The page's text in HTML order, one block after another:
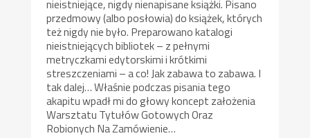
nieistniejące, nigdy nienapisane książki. Pisano
przedmowy (albo posłowia) do książek, których
też nigdy nie było. Preparowano katalogi
nieistniejących bibliotek – z pełnymi
metryczkami edytorskimi i krótkimi
streszczeniami – a co! Jak zabawa to zabawa. I
tak dalej… Właśnie podczas pisania tego
akapitu wpadł mi do głowy koncept założenia
Warsztatu Tytułów Gotowych Oraz
Robionych Na Zamówienie…